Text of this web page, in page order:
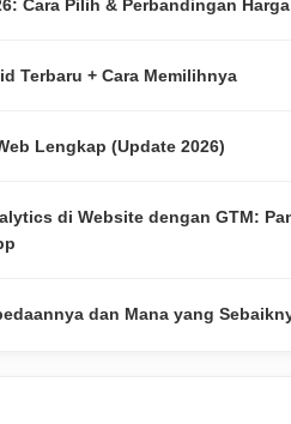
Cara Pilih & Perbandingan
Terbaru + Cara Memilihnya
Lengkap (Update 2026)
di Website dengan GTM:
dan Mana yang